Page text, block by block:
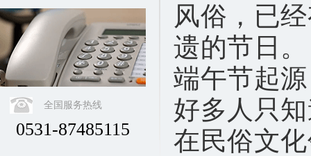
全国服务热线
0531-87485115
风俗，已
遗的节日。
端午节起源
好多人只
在民俗文